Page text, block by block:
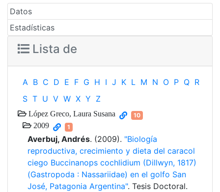
Datos
Estadísticas
Lista de
A B C D E F G H I J K L M N O P Q R
S T U V W X Y Z
López Greco, Laura Susana 10
2009 1
Averbuj, Andrés. (2009). "Biología
reproductiva, crecimiento y dieta del caracol
ciego Buccinanops cochlidium (Dillwyn, 1817)
(Gastropoda : Nassariidae) en el golfo San
José, Patagonia Argentina". Tesis Doctoral.